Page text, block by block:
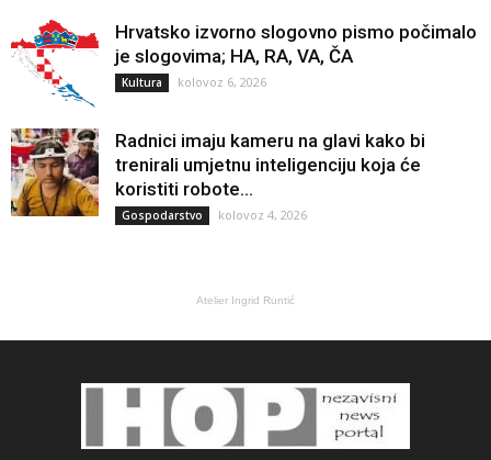
Hrvatsko izvorno slogovno pismo počimalo
je slogovima; HA, RA, VA, ČA
Kultura kolovoz 6, 2026
Radnici imaju kameru na glavi kako bi
trenirali umjetnu inteligenciju koja će
koristiti robote...
Gospodarstvo kolovoz 4, 2026
Atelier Ingrid Runtić